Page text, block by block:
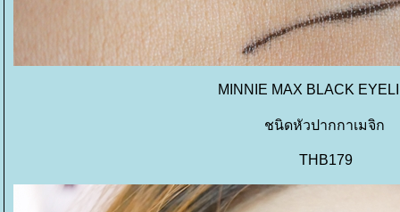
MINNIE MAX BLACK
ชนิดหัวปากกาเมจิก
THB179